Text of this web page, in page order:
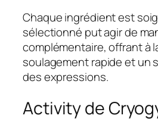
Chaque ingrédient est
sélectionné put agir de
complémentaire, offrant à
soulagement rapide et un
des expressions.
Activity de